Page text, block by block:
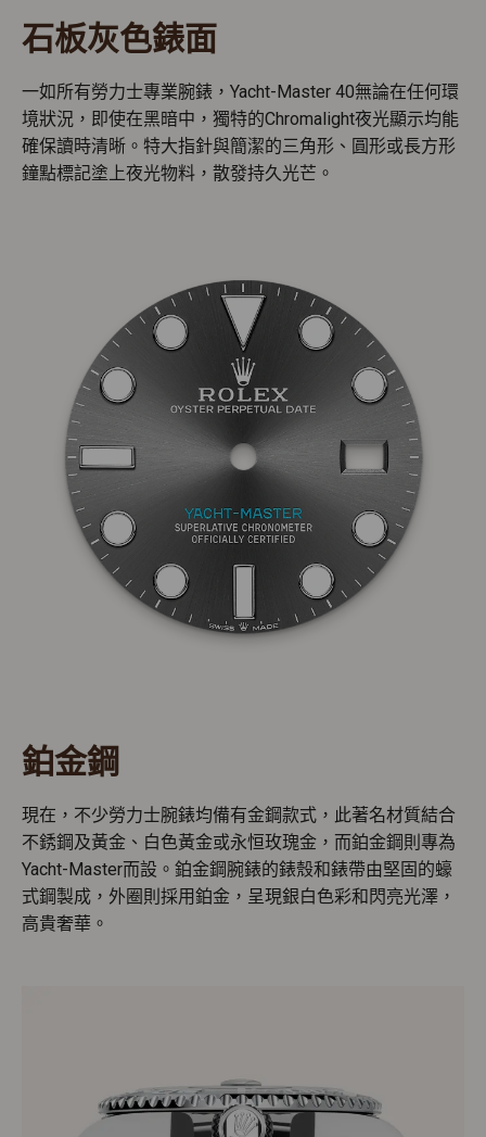
石板灰色錶面
一如所有勞力士專業腕錶，Yacht-Master 40無論在任何環
境狀況，即使在黑暗中，獨特的Chromalight夜光顯示均能
確保讀時清晰。特大指針與簡潔的三角形、圓形或長方形
鐘點標記塗上夜光物料，散發持久光芒。
鉑金鋼
現在，不少勞力士腕錶均備有金鋼款式，此著名材質結合
不銹鋼及黃金、白色黃金或永恒玫瑰金，而鉑金鋼則專為
Yacht-Master而設。鉑金鋼腕錶的錶殼和錶帶由堅固的蠔
式鋼製成，外圈則採用鉑金，呈現銀白色彩和閃亮光澤，
高貴奢華。